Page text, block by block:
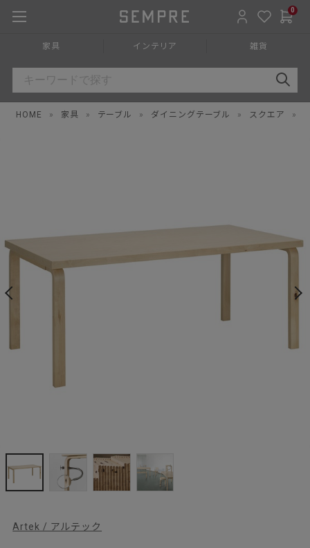
0
家具 インテリア 雑貨
HOME » 家具 » テーブル » ダイニングテーブル » スクエア »
Artek / アルテック